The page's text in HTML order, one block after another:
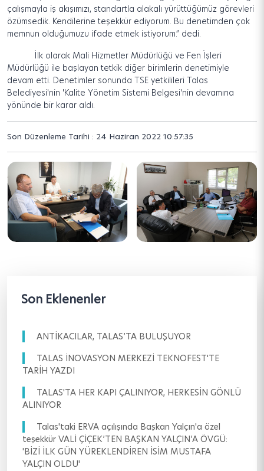
çalışmayla iş akışımızı, standartla alakalı yürüttüğümüz görevleri
özümsedik. Kendilerine teşekkür ediyorum. Bu denetimden çok
memnun olduğumuzu ifade etmek istiyorum.” dedi.
İlk olarak Mali Hizmetler Müdürlüğü ve Fen İşleri
Müdürlüğü ile başlayan tetkik diğer birimlerin denetimiyle
devam etti. Denetimler sonunda TSE yetkilileri Talas
Belediyesi'nin 'Kalite Yönetim Sistemi Belgesi'nin devamına
yönünde bir karar aldı.
Son Düzenleme Tarihi : 24 Haziran 2022 10:57:35
Son Eklenenler
ANTİKACILAR, TALAS’TA BULUŞUYOR
TALAS İNOVASYON MERKEZİ TEKNOFEST'TE
TARİH YAZDI
TALAS'TA HER KAPI ÇALINIYOR, HERKESİN GÖNLÜ
ALINIYOR
Talas'taki ERVA açılışında Başkan Yalçın'a özel
teşekkür VALİ ÇİÇEK’TEN BAŞKAN YALÇIN’A ÖVGÜ:
'BİZİ İLK GÜN YÜREKLENDİREN İSİM MUSTAFA
YALÇIN OLDU'